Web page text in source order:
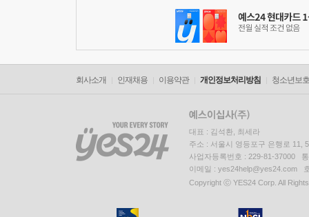
회사소개 인재채용 이용약관 개인정보처리방침 청소년보
대표 : 김석환, 최세라
주소 : 서울시 영등포구 은행로 11,
사업자등록번호 : 229-81-37000
이메일 : yes24help@yes24.com
Copyright ⓒ YES24 Corp. All